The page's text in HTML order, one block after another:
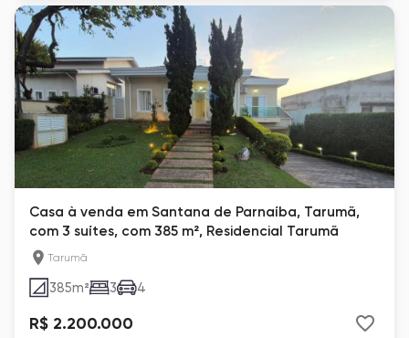
Casa à venda em Santana de Parnaíba, Tarumã,
com 3 suítes, com 385 m², Residencial Tarumã
Tarumã
385m² 3 4
R$ 2.200.000